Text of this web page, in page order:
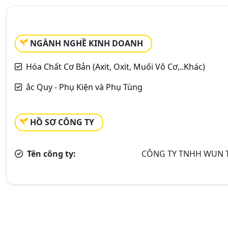
NGÀNH NGHỀ KINH DOANH
Hóa Chất Cơ Bản (Axit, Oxit, Muối Vô Cơ,..Khác)
ắc Quy - Phụ Kiện và Phụ Tùng
HỒ SƠ CÔNG TY
Tên công ty: CÔNG TY TNHH WUN